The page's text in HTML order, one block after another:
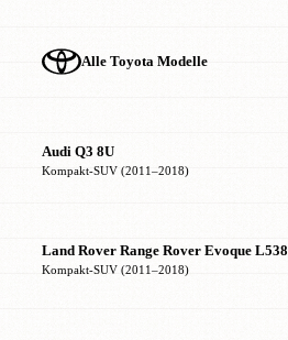
Alle Toyota Modelle
Audi Q3 8U
Kompakt-SUV (2011–2018)
Land Rover Range Rover Evoque L538
Kompakt-SUV (2011–2018)